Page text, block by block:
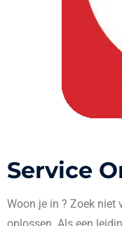
Service
Woon je in ? Zoek niet
oplossen. Als een